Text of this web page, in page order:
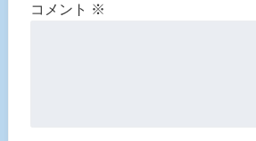
コメント ※